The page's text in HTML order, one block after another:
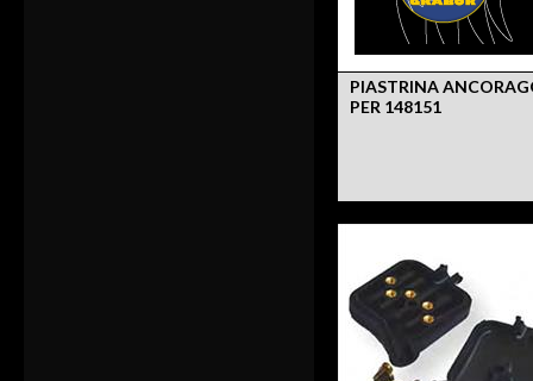
PIASTRINA
PER 148151